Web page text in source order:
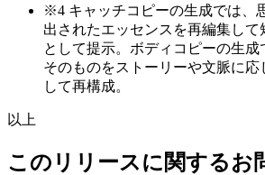
※4 キャッチコピーの生成では、
出されたエッセンスを再編集して
として提示。ボディコピーの生成
そのものをストーリーや文脈に応
して再構成。
以上
このリリースに関するお